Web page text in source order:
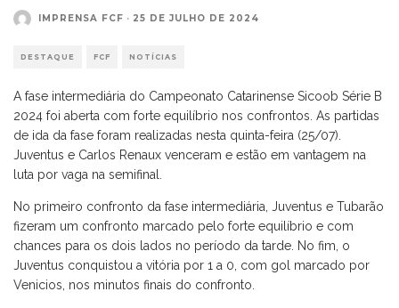
IMPRENSA FCF · 25 DE JULHO DE 2024
DESTAQUE FCF NOTÍCIAS
A fase intermediária do Campeonato Catarinense Sicoob Série B
2024 foi aberta com forte equilíbrio nos confrontos. As partidas
de ida da fase foram realizadas nesta quinta-feira (25/07).
Juventus e Carlos Renaux venceram e estão em vantagem na
luta por vaga na semifinal.
No primeiro confronto da fase intermediária, Juventus e Tubarão
fizeram um confronto marcado pelo forte equilíbrio e com
chances para os dois lados no período da tarde. No fim, o
Juventus conquistou a vitória por 1 a 0, com gol marcado por
Venicios, nos minutos finais do confronto.